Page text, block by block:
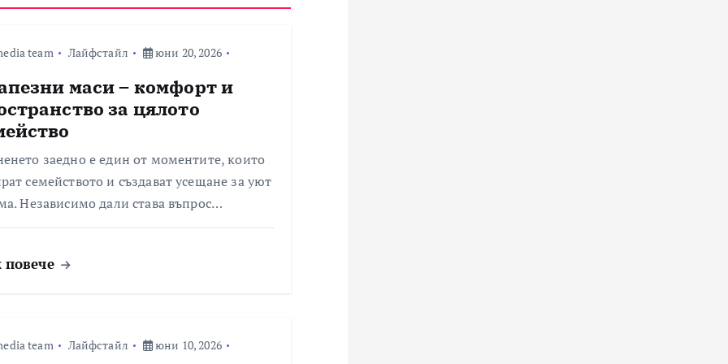
team Лайфстайл юни 20, 2026
маси – комфорт и
за цялото
заедно е един от моментите, които
семейството и създават усещане за уют
Независимо дали става въпрос…
team Лайфстайл юни 10, 2026